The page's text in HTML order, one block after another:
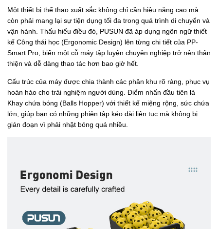
Một thiết bị thể thao xuất sắc không chỉ cần hiệu năng cao mà
còn phải mang lại sự tiện dụng tối đa trong quá trình di chuyển và
vận hành. Thấu hiểu điều đó, PUSUN đã áp dụng ngôn ngữ thiết
kế Công thái học (Ergonomic Design) lên từng chi tiết của PP-
Smart Pro, biến một cỗ máy tập luyện chuyên nghiệp trở nên thân
thiện và dễ dàng thao tác hơn bao giờ hết.
Cấu trúc của máy được chia thành các phân khu rõ ràng, phục vụ
hoàn hảo cho trải nghiệm người dùng. Điểm nhấn đầu tiên là
Khay chứa bóng (Balls Hopper) với thiết kế miệng rộng, sức chứa
lớn, giúp bạn có những phiên tập kéo dài liên tục mà không bị
gián đoạn vì phải nhặt bóng quá nhiều.